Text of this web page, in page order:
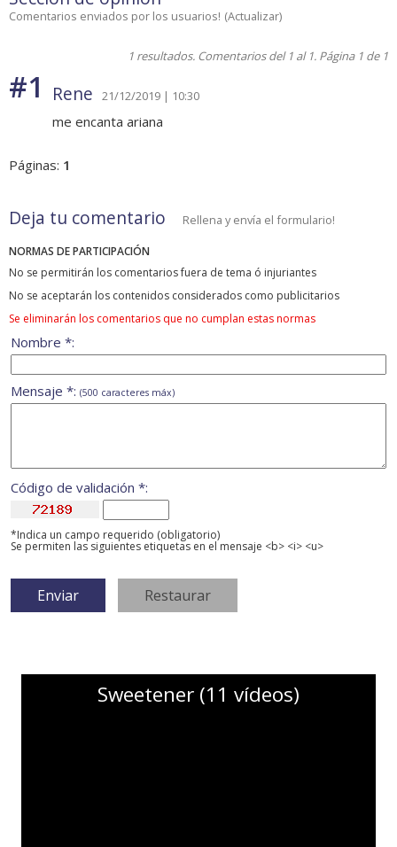
Comentarios enviados por los usuarios! (Actualizar)
1 resultados. Comentarios del 1 al 1. Página 1 de 1
#1 Rene 21/12/2019 | 10:30
me encanta ariana
Páginas: 1
Deja tu comentario Rellena y envía el formulario!
NORMAS DE PARTICIPACIÓN
No se permitirán los comentarios fuera de tema ó injuriantes
No se aceptarán los contenidos considerados como publicitarios
Se eliminarán los comentarios que no cumplan estas normas
Nombre *:
Mensaje *: (500 caracteres máx)
Código de validación *:
*Indica un campo requerido (obligatorio)
Se permiten las siguientes etiquetas en el mensaje <b> <i> <u>
Sweetener (11 vídeos)